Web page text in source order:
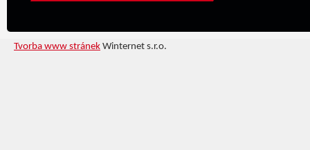
Tvorba www stránek Winternet s.r.o.